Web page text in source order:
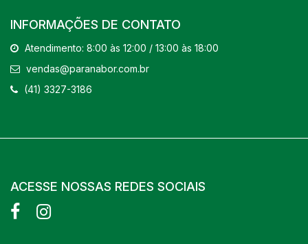
INFORMAÇÕES DE CONTATO
Atendimento: 8:00 às 12:00 / 13:00 às 18:00
vendas@paranabor.com.br
(41) 3327-3186
ACESSE NOSSAS REDES SOCIAIS